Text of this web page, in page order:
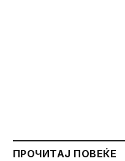
ПРОЧИТАЈ ПОВЕЌЕ